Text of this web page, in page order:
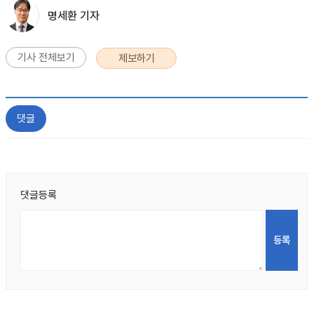
명세환 기자
기사 전체보기 제보하기
댓글
댓글등록